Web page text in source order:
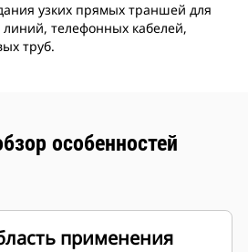
узких прямых траншей для
линий, телефонных кабелей,
труб.
особенностей
применения